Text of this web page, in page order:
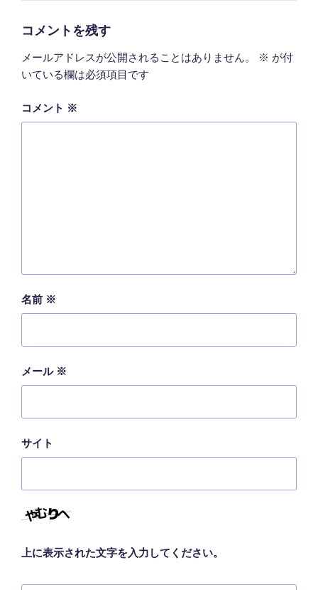
コメントを残す
メールアドレスが公開されることはありません。 ※ が付
いている欄は必須項目です
コメント ※
名前 ※
メール ※
サイト
上に表示された文字を入力してください。